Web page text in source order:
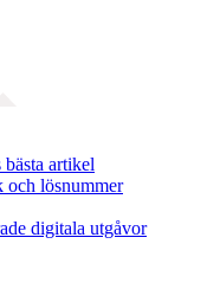
artikel
och lösnummer
digitala utgåvor